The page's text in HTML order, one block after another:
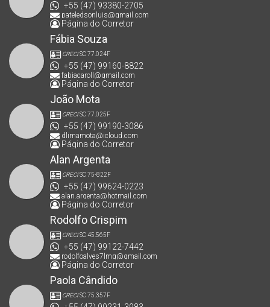
+55 (47) 93380-2705
pateledsonluis@gmail.com
Página do Corretor
Fábia Souza
CRECISC 77.024F
+55 (47) 99160-8822
fabiacaroll@gmail.com
Página do Corretor
João Mota
CRECISC 77.025F
+55 (47) 99190-3086
dlimamota@icloud.com
Página do Corretor
Alan Argenta
CRECISC 75-822F
+55 (47) 99624-0223
alan.argenta@hotmail.com
Página do Corretor
Rodolfo Crispim
CRECISC 45.565F
+55 (47) 99122-7442
rodolfoalves7lmg@gmail.com
Página do Corretor
Paola Cândido
CRECISC 75.357F